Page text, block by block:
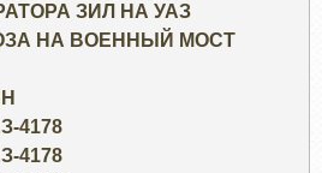
ЗИЛ НА УАЗ
НА ВОЕННЫЙ МОСТ
4178
4178